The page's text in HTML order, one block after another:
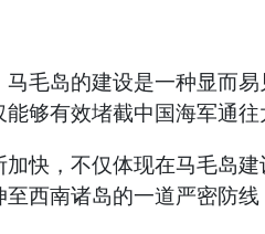
毛岛的建设是一种显而
够有效堵截中国海军通
快，不仅体现在马毛岛
西南诸岛的一道严密防线